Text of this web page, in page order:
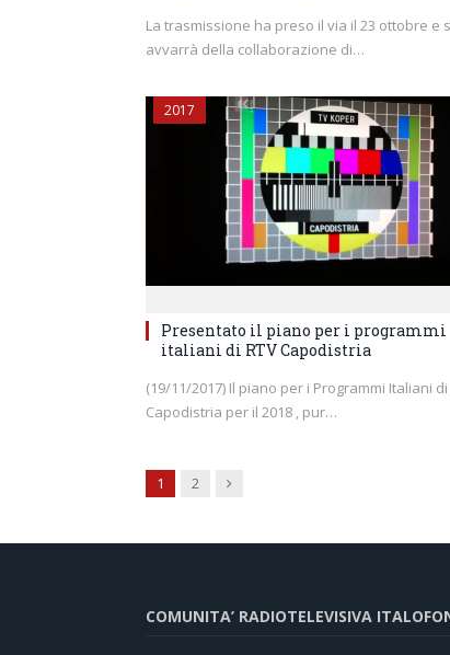
La trasmissione ha preso il via il 23 ottobre e
avvarrà della collaborazione di…
2017
Presentato il piano per i programmi
italiani di RTV Capodistria
(19/11/2017) Il piano per i Programmi Italiani di
Capodistria per il 2018 , pur…
1 2 Next
COMUNITA’ RADIOTELEVISIVA